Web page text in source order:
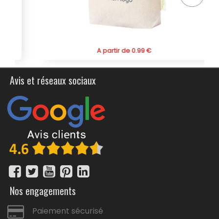
offrez non seulement un cadeau utile mais également
un moyen infaillible de promouvoir votre marque.
A partir de 0.99 €
Avis et réseaux sociaux
Nos engagements
Paiement sécurisé